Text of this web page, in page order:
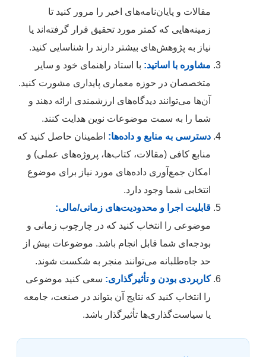
مقالات و پایان‌نامه‌های اخیر را مرور کنید تا
زمینه‌هایی که کمتر مورد تحقیق قرار گرفته‌اند یا
نیاز به پژوهش‌های بیشتر دارند را شناسایی کنید.
مشاوره با اساتید: با استاد راهنمای خود و سایر
متخصصان در حوزه معماری پایداری مشورت کنید.
آن‌ها می‌توانند دیدگاه‌های ارزشمندی ارائه دهند و
شما را به سمت موضوعات نوین هدایت کنند.
دسترسی به منابع و داده‌ها: اطمینان حاصل کنید که
منابع کافی (مقالات، کتاب‌ها، پروژه‌های عملی) و
امکان جمع‌آوری داده‌های مورد نیاز برای موضوع
انتخابی شما وجود دارد.
قابلیت اجرا و محدودیت‌های زمانی/مالی:
موضوعی را انتخاب کنید که در چارچوب زمانی و
بودجه‌ای شما قابل انجام باشد. موضوعات بیش از
حد جاه‌طلبانه می‌توانند منجر به شکست شوند.
کاربردی بودن و تأثیرگذاری: سعی کنید موضوعی
را انتخاب کنید که نتایج آن بتواند در صنعت، جامعه
یا سیاست‌گذاری‌ها تأثیرگذار باشد.